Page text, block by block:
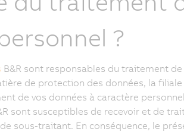
?
B&R sont responsables du traitement
de protection des données, la
de vos données à caractère
sont susceptibles de recevoir et de
sous-traitant. En conséquence, le